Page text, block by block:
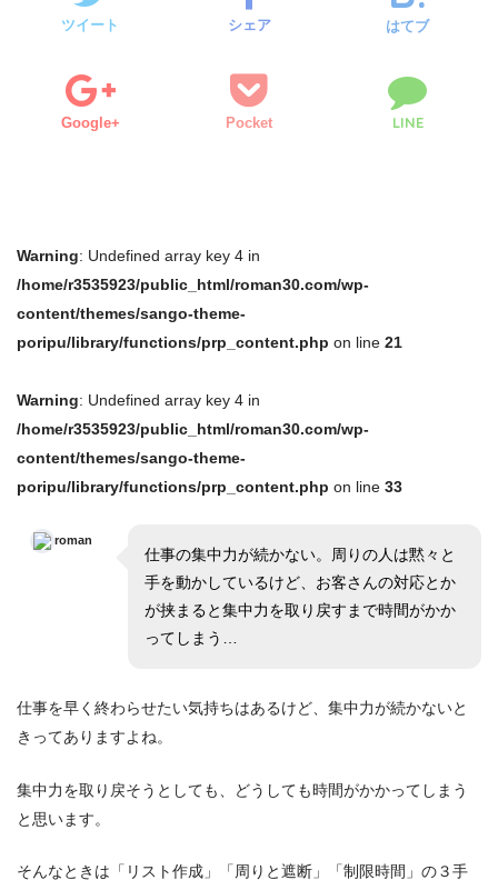
ツイート シェア はてブ
Google+ Pocket LINE
Warning: Undefined array key 4 in
/home/r3535923/public_html/roman30.com/wp-
content/themes/sango-theme-
poripu/library/functions/prp_content.php on line 21
Warning: Undefined array key 4 in
/home/r3535923/public_html/roman30.com/wp-
content/themes/sango-theme-
poripu/library/functions/prp_content.php on line 33
roman
仕事の集中力が続かない。周りの人は黙々と
手を動かしているけど、お客さんの対応とか
が挟まると集中力を取り戻すまで時間がかか
ってしまう…
仕事を早く終わらせたい気持ちはあるけど、集中力が続かないと
きってありますよね。
集中力を取り戻そうとしても、どうしても時間がかかってしまう
と思います。
そんなときは「リスト作成」「周りと遮断」「制限時間」の３手